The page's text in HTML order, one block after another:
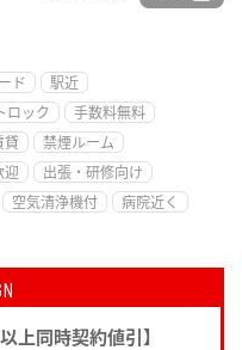
ド
駅近
ロック
手数料無料
貸
禁煙ルーム
迎
出張・研修向け
空気清浄機付
病院近く
上同時契約値引】